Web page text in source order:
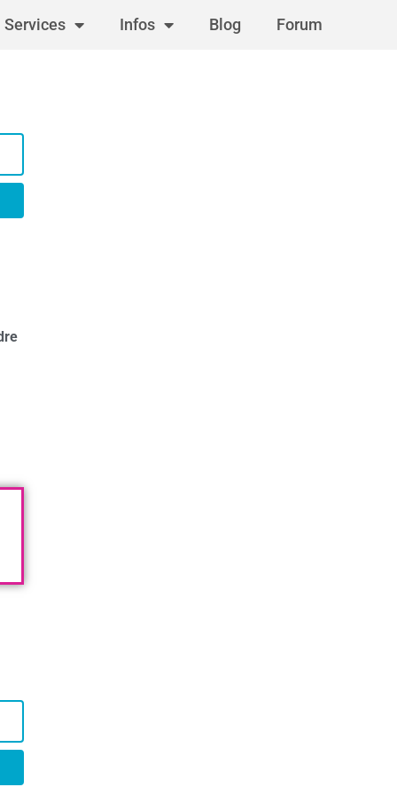
Services Infos Blog Forum